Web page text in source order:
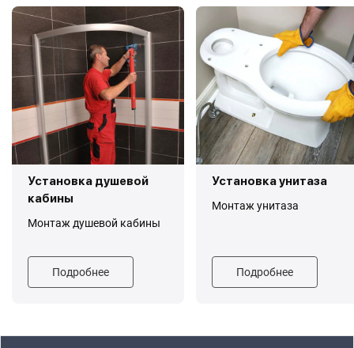
Установка душевой
кабины
Монтаж душевой кабины
Подробнее
Установка унитаза
Монтаж унитаза
Подробнее